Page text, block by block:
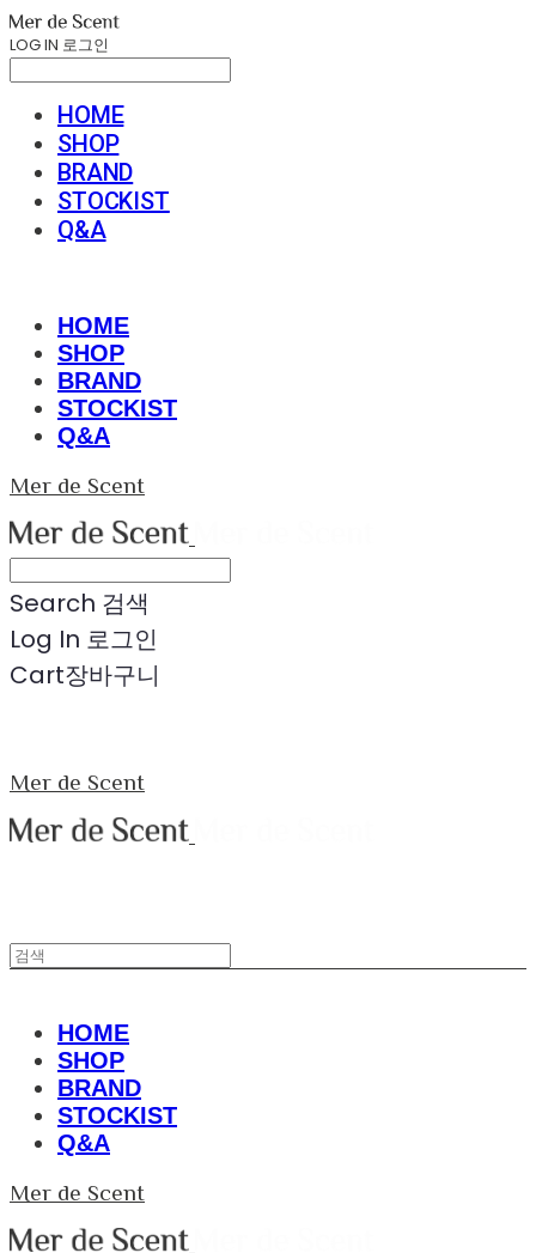
LOG IN 로그인
HOME
SHOP
BRAND
STOCKIST
Q&A
HOME
SHOP
BRAND
STOCKIST
Q&A
Mer de Scent
Search 검색
Log In 로그인
Cart장바구니
Mer de Scent
HOME
SHOP
BRAND
STOCKIST
Q&A
Mer de Scent